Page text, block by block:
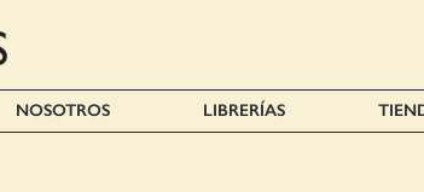
NOSOTROS LIBRERÍAS